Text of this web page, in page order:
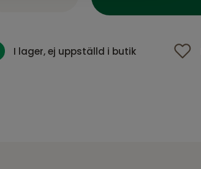
I lager, ej uppställd i butik